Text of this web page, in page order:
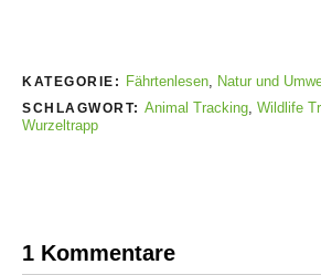
KATEGORIE: Fährtenlesen, Natur und
SCHLAGWORT: Animal Tracking Wildlife
Wurzeltrapp
1 Kommentare